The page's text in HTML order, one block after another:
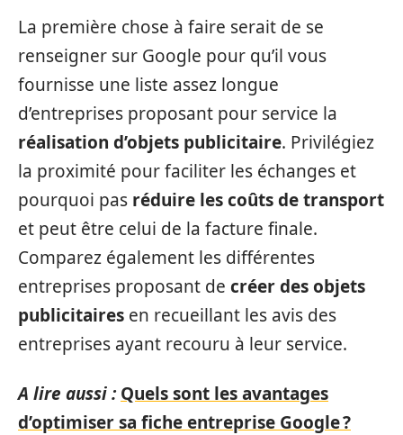
La première chose à faire serait de se
renseigner sur Google pour qu’il vous
fournisse une liste assez longue
d’entreprises proposant pour service la
réalisation d’objets publicitaire. Privilégiez
la proximité pour faciliter les échanges et
pourquoi pas réduire les coûts de transport
et peut être celui de la facture finale.
Comparez également les différentes
entreprises proposant de créer des objets
publicitaires en recueillant les avis des
entreprises ayant recouru à leur service.
A lire aussi : Quels sont les avantages
d’optimiser sa fiche entreprise Google ?